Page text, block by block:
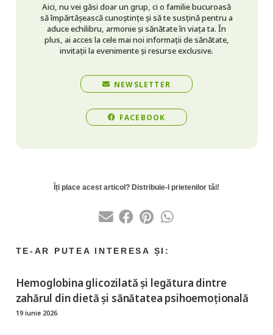
Hemoglobina glicozilată şi legătura dintre
zahărul din dietă şi sănătatea psihoemoțională
19 iunie 2026
Aici, nu vei găsi doar un grup, ci o familie bucuroasă
să împărtășească cunoștințe și să te susțină pentru a
aduce echilibru, armonie și sănătate în viața ta. În
plus, ai acces la cele mai noi informații de sănătate,
invitații la evenimente și resurse exclusive.
NEWSLETTER
FACEBOOK